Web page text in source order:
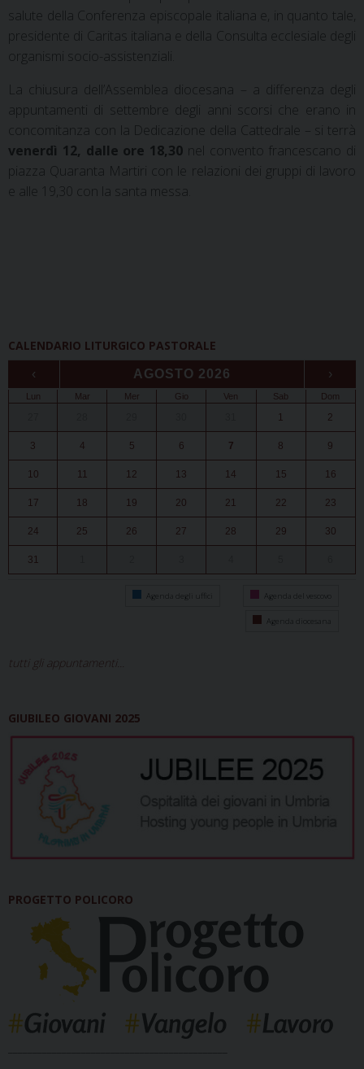
salute della Conferenza episcopale italiana e, in quanto tale,
presidente di Caritas italiana e della Consulta ecclesiale degli
organismi socio-assistenziali.
La chiusura dell’Assemblea diocesana – a differenza degli
appuntamenti di settembre degli anni scorsi che erano in
concomitanza con la Dedicazione della Cattedrale – si terrà
venerdì 12, dalle ore 18,30 nel convento francescano di
piazza Quaranta Martiri con le relazioni dei gruppi di lavoro
e alle 19,30 con la santa messa.
CALENDARIO LITURGICO PASTORALE
‹ AGOSTO 2026 ›
Lun Mar Mer Gio Ven Sab Dom
1 2
3 4 5 6 7 8 9
10 11 12 13 14 15 16
17 18 19 20 21 22 23
24 25 26 27 28 29 30
31
Agenda degli uffici Agenda del vescovo
Agenda diocesana
tutti gli appuntamenti...
GIUBILEO GIOVANI 2025
PROGETTO POLICORO